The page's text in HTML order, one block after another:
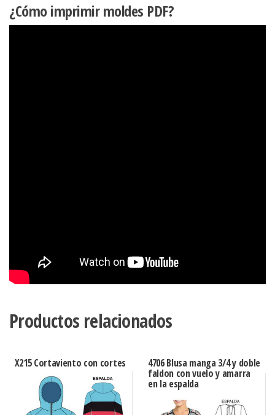
¿Cómo imprimir moldes PDF?
Productos relacionados
X215 Cortaviento con cortes 4706 Blusa manga 3/4 y doble
faldon con vuelo y amarra
en la espalda